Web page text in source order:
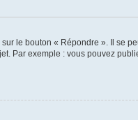
le bouton « Répondre ». Il se
Par exemple : vous pouvez